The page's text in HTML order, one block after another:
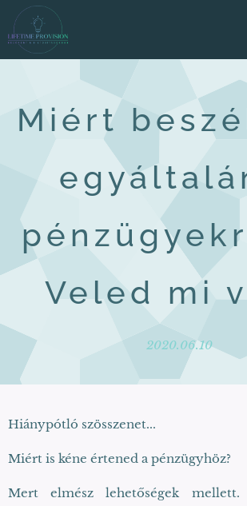
Miért
Veled mi
2020.06.10
Hiánypótló szösszenet...
Miért is kéne értened a pénzügyhöz?
Mert elmész lehetőségek